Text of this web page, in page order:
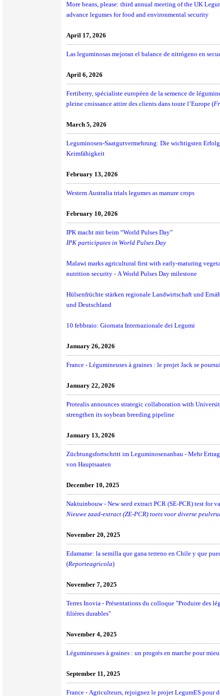
More beans, please: third annual meeting of the UK
advance legumes for food and environmental security
April 17, 2026
Las leguminosas mejoran el balance de nitrógeno en
April 6, 2026
Fertiberry, spécialiste européen de la semence de
pleine croissance attire des clients dans toute l’Europe (
March 5, 2026
Leguminosen-Saatgutvermehrung: Die wichtigsten
Keimfähigkeit
February 13, 2026
Western Australia trials legumes as manure crops
February 10, 2026
IPK macht mit beim “World Pulses Day”
IPK participates in World Pulses Day
Malawi marks agricultural first with early-maturing
nutrition security - A World Pulses Day milestone
Hülsenfrüchte stärken regionale Landwirtschaft und
und Deutschland
10 febbraio: Giornata Internazionale dei Legumi
January 26, 2026
France - Légumineuses à graines : le projet Jack se
January 22, 2026
Protealis announces strategic collaboration with
strengthen its soybean breeding pipeline
January 13, 2026
Züchtungsfortschritt im Leguminosenanbau - Mehr
von Hauptsaaten
December 10, 2025
Naktuinbouw - New seed extract PCR (SE-PCR) test for
Nieuwe zaad-extract (ZE-PCR) toets voor diverse
November 20, 2025
Edamame: la semilla que gana terreno en Chile y que
(Reporteagricola)
November 7, 2025
Terres Inovia - Présentations du colloque "Produire des
filières durables"
November 4, 2025
Légumineuses à graines : un progrès en marche pour
September 11, 2025
France - Agriculteurs, rejoignez le projet LegumES pour